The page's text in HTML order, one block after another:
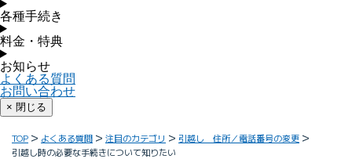
各種手続き
料金・特典
お知らせ
よくある質問
お問い合わせ
× 閉じる
TOP よくある質問 注目のカテゴリ
引越し 住所／電話番号の変更
引越し時の必要な手続きについて知りたい